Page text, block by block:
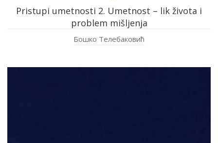
Pristupi umetnosti 2. Umetnost – lik života i
problem mišljenja
Бошко Телебаковић